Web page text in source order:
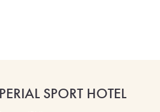
SPORT HOTEL